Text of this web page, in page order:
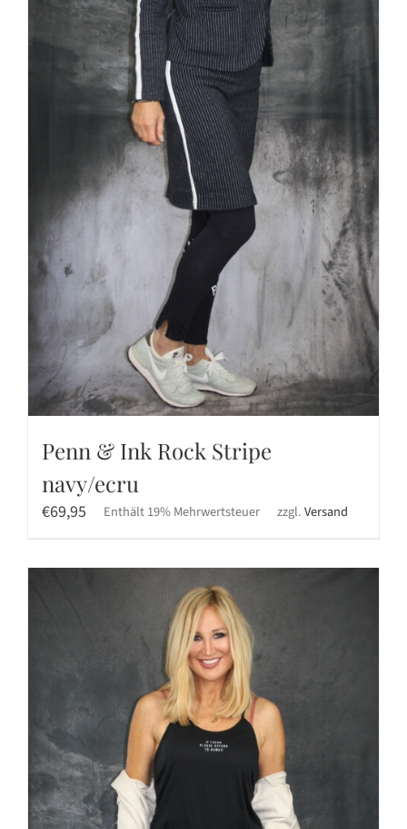
Penn & Ink Rock Stripe
navy/ecru
€69,95 Enthält 19% Mehrwertsteuer zzgl.Versand